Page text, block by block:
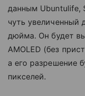
данным Ubuntulife,
чуть увеличенный
дюйма. Он будет
AMOLED (без
а его разрешение
пикселей.